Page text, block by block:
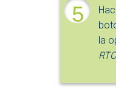
5
la
RTC